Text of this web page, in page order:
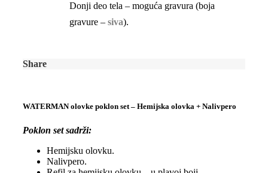
Donji deo tela – moguća gravura (boja
gravure –siva).
Share
WATERMAN olovke poklon set – Hemijska olovka + Nalivpero
Poklon set sadrži:
Hemijsku olovku.
Nalivpero.